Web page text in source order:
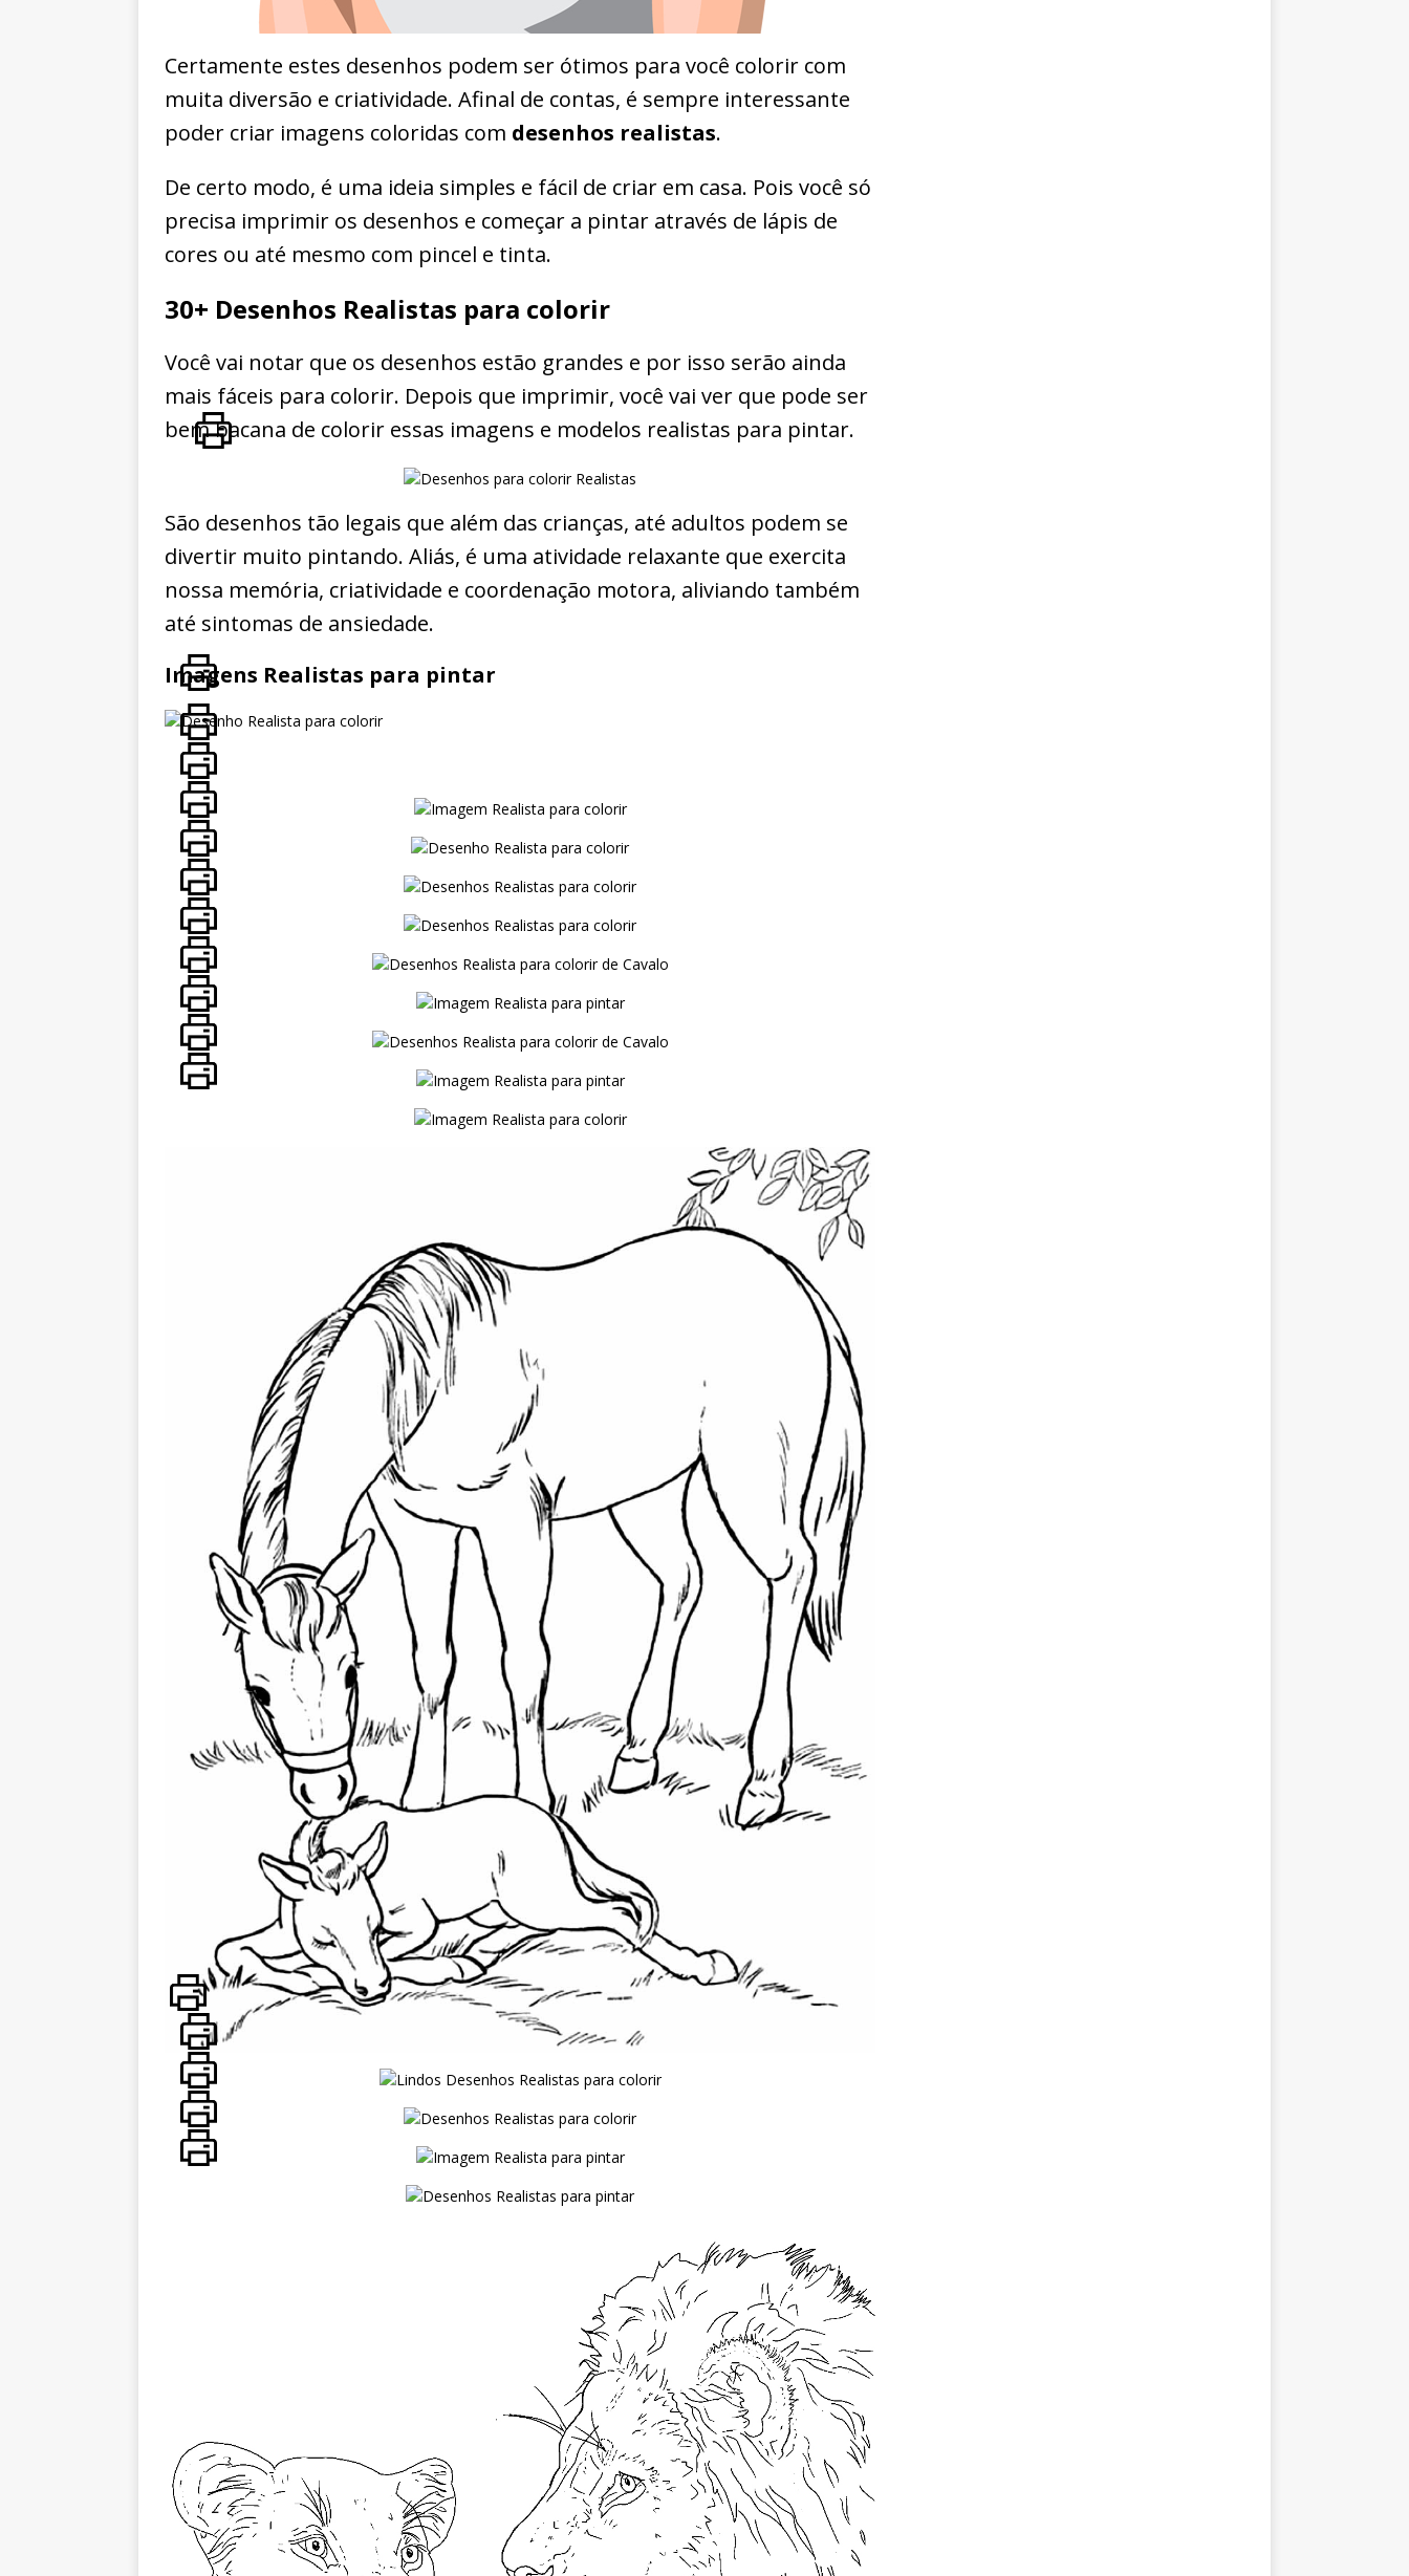
Certamente estes desenhos podem ser ótimos para você colorir com
muita diversão e criatividade. Afinal de contas, é sempre interessante
poder criar imagens coloridas com desenhos realistas.
De certo modo, é uma ideia simples e fácil de criar em casa. Pois você só
precisa imprimir os desenhos e começar a pintar através de lápis de
cores ou até mesmo com pincel e tinta.
30+ Desenhos Realistas para colorir
Você vai notar que os desenhos estão grandes e por isso serão ainda
mais fáceis para colorir. Depois que imprimir, você vai ver que pode ser
bem bacana de colorir essas imagens e modelos realistas para pintar.
São desenhos tão legais que além das crianças, até adultos podem se
divertir muito pintando. Aliás, é uma atividade relaxante que exercita
nossa memória, criatividade e coordenação motora, aliviando também
até sintomas de ansiedade.
Imagens Realistas para pintar